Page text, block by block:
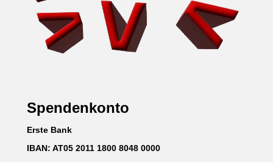
Spendenkonto
Erste Bank
IBAN: AT05 2011 1800 8048 0000